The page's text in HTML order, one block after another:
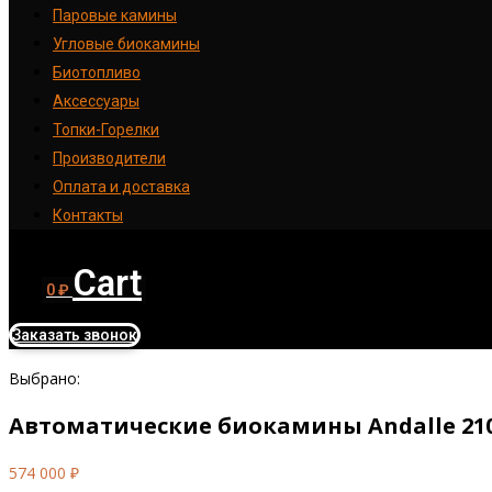
Паровые камины
Угловые биокамины
Биотопливо
Аксессуары
Топки-Горелки
Производители
Оплата и доставка
Контакты
0₽ Cart
Заказать звонок
Выбрано:
Автоматические биокамины Andalle
574 000 ₽